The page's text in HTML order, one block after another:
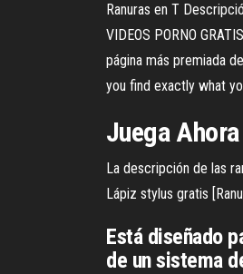
Ranuras en T
VIDEOS PORNO
página más premiada
you find exactly what
Juega
La descripción de las
Lápiz stylus gratis
Está diseñado
de un sistema